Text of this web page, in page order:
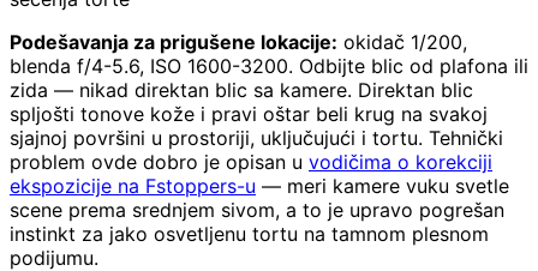
Podešavanja za prigušene lokacije: okidač 1/200,
blenda f/4-5.6, ISO 1600-3200. Odbijte blic od plafona ili
zida — nikad direktan blic sa kamere. Direktan blic
spljošti tonove kože i pravi oštar beli krug na svakoj
sjajnoj površini u prostoriji, uključujući i tortu. Tehnički
problem ovde dobro je opisan u vodičima o korekciji
ekspozicije na Fstoppers-u — meri kamere vuku svetle
scene prema srednjem sivom, a to je upravo pogrešan
instinkt za jako osvetljenu tortu na tamnom plesnom
podijumu.